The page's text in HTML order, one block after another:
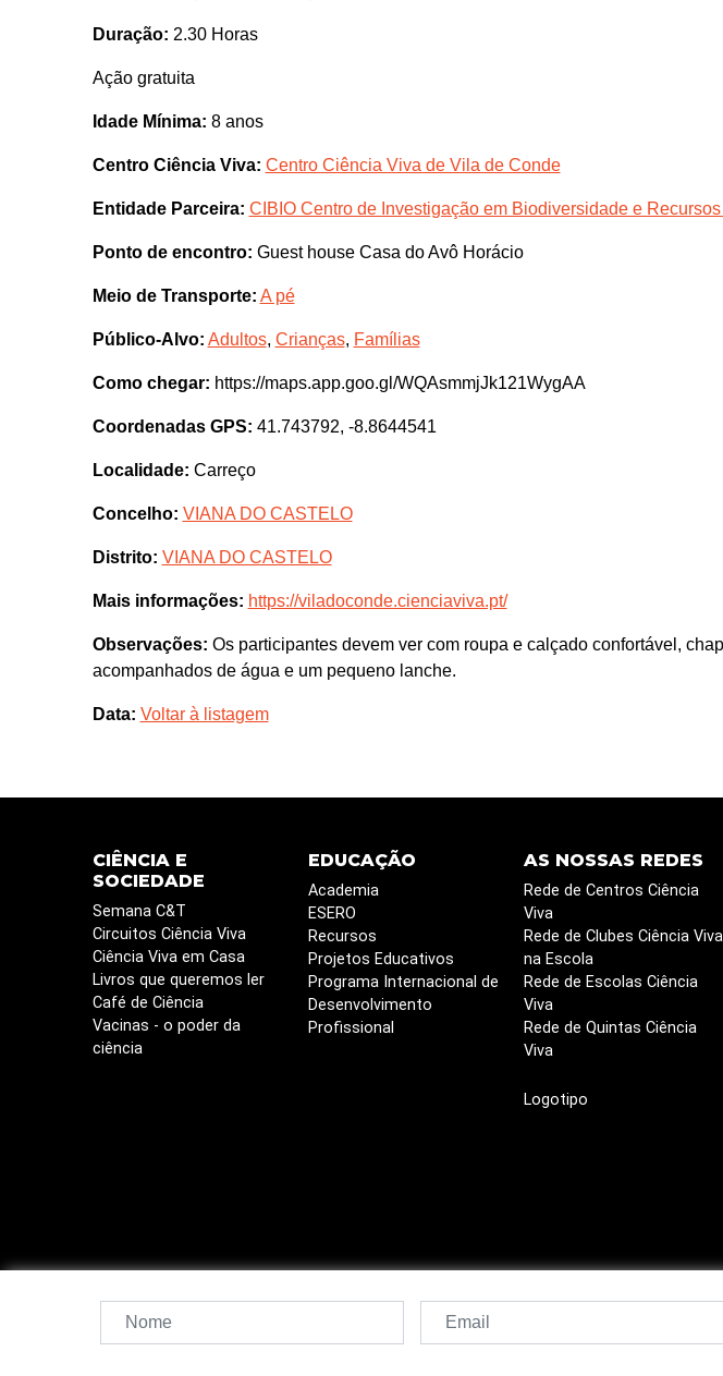
Duração: 2.30 Horas
Ação gratuita
Idade Mínima: 8 anos
Centro Ciência Viva: Centro Ciência Viva de Vila de Conde
Entidade Parceira: CIBIO Centro de Investigação em Biodiversidade e
Ponto de encontro: Guest house Casa do Avô Horácio
Meio de Transporte: A pé
Público-Alvo: Adultos, Crianças, Famílias
Como chegar: https://maps.app.goo.gl/WQAsmmjJk121WygAA
Coordenadas GPS: 41.743792, -8.8644541
Localidade: Carreço
Concelho: VIANA DO CASTELO
Distrito: VIANA DO CASTELO
Mais informações: https://viladoconde.cienciaviva.pt/
Observações: Os participantes devem ver com roupa e calçado confortável,
acompanhados de água e um pequeno lanche.
Data: Voltar à listagem
CIÊNCIA E
SOCIEDADE
Semana C&T
Circuitos Ciência Viva
Ciência Viva em Casa
Livros que queremos ler
Café de Ciência
Vacinas - o poder da
ciência
EDUCAÇÃO
Academia
ESERO
Recursos
Projetos Educativos
Programa Internacional de
Desenvolvimento
Profissional
AS NOSSAS REDES
Rede de Centros Ciência
Viva
Rede de Clubes Ciência Viva
na Escola
Rede de Escolas Ciência
Viva
Rede de Quintas Ciência
Viva
Logotipo
-